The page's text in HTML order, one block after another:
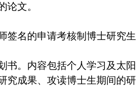
论文。
签名的申请考核制博士研究生
书。内容包括个人学习及太阳
究成果、攻读博士生期间的研